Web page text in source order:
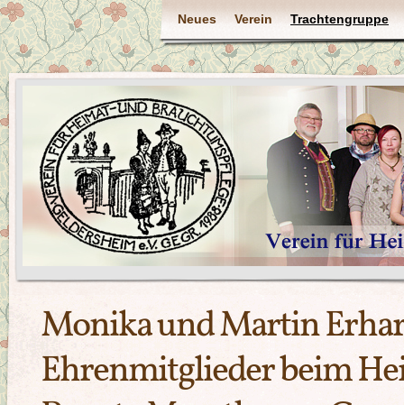
Neues Verein Trachtengruppe
Monika und Martin
Ehrenmitglieder beim